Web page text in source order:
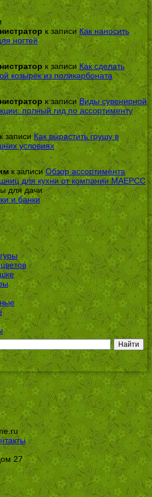
к записи Как наносить
ногтей
к записи Как сделать
козырек из поликарбоната
к записиВиды сувенирной
полный гид по ассортименту
записи Как вырастить грушу в
условиях
к записиОбзор ассортимента
для кухни от компании МАЕРСС
для дачи
и банки
27